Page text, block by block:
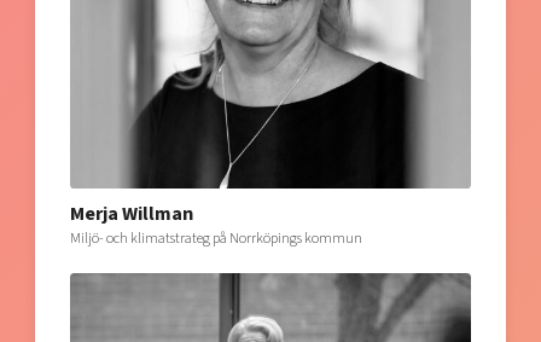
Merja Willman
Miljö- och klimatstrateg på Norrköpings kommun